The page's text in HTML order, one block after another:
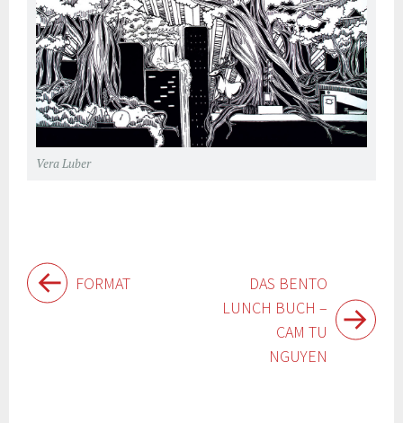
Vera Luber
Beitragsnavigation
FORMAT
DAS BENTO
LUNCH BUCH –
CAM TU
NGUYEN